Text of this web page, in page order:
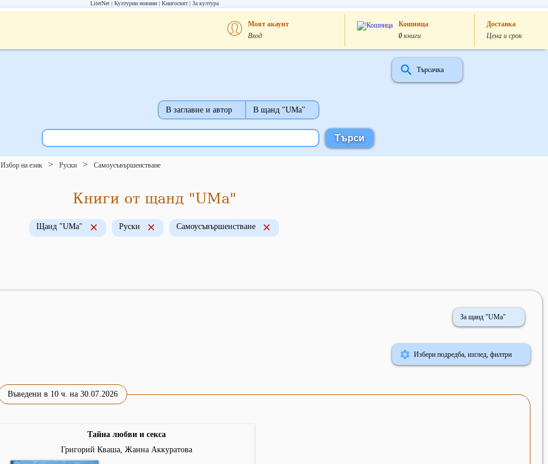
LiterNet Културни новини Книгосвят За култура
Моят акаунт
Вход
Кошница
0 книги
Доставка
Цена и срок
Търсачка
В заглавие и автор В щанд "UMa"
Избор на език Руски Самоусъвършенстване
Книги от щанд "UMa"
Щанд "UMa" Руски Самоусъвършенстване
За щанд "UMa"
Избери подредба, изглед, филтри
Въведени в 10 ч. на 30.07.2026
Тайна любви и секса
Григорий Кваша, Жанна Аккуратова